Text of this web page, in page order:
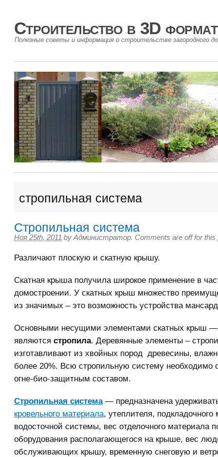
Строительство в 3D
Полезные советы и информация о строительстве загородного
cтропильная система
Стропильная система
Ноя 25th, 2011 by Администратор. Comments are off for this
Различают плоскую и скатную крышу.
Скатная крыша получила широкое применение в
домостроении. У скатных крыш множество
из значимых – это возможность устройства
Основными несущими элементами скатных крыш —
являются стропила. Деревянные элементы –
изготавливают из хвойных пород древесины,
более 20%. Всю стропильную систему необходимо
огне-био-защитным составом.
Стропильная система— предназначена
кровельного материала, утеплителя, подкладочного
водосточной системы, вес отделочного материала
оборудования располагающегося на крыше, вес
обслуживающих крышу, временную снеговую и